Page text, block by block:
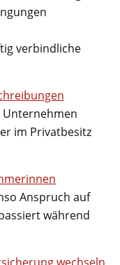
verbindliche
Unternehmen
im Privatbesitz
Anspruch auf
während